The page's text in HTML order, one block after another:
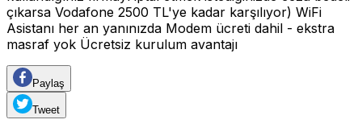
çıkarsa Vodafone 2500 TL'ye kadar karşılıyor) WiFi
Asistanı her an yanınızda Modem ücreti dahil - ekstra
masraf yok Ücretsiz kurulum avantajı
Paylaş
Tweet